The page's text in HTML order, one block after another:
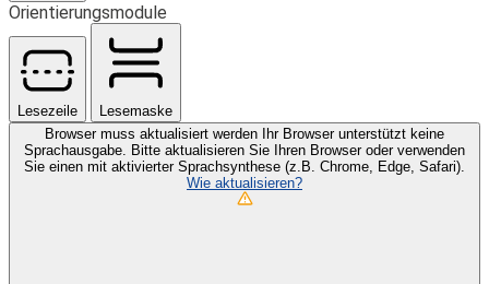
Orientierungsmodule
Lesezeile
Lesemaske
Browser muss aktualisiert werden Ihr Browser unterstützt keine
Sprachausgabe. Bitte aktualisieren Sie Ihren Browser oder verwenden
Sie einen mit aktivierter Sprachsynthese (z.B. Chrome, Edge, Safari).
Wie aktualisieren?